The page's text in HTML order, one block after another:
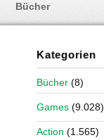
Bücher
Kategorien
Bücher (8)
Games (9.028)
Action (1.565)